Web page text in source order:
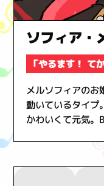
ソフィア・
「やるます！ て
メルソフィアのお
動いているタイプ。
かわいくて元気。